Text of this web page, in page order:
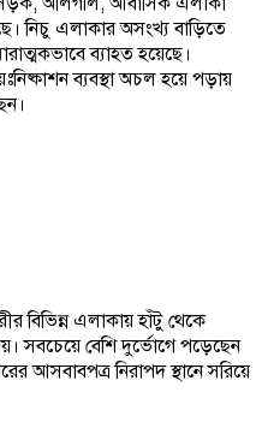
নিচু এলাকার অসংখ্য বাড়িতে
ব্যাহত হয়েছে।
ব্যবস্থা অচল হয়ে পড়ায়
বিভিন্ন এলাকায় হাঁটু থেকে
সবচেয়ে বেশি দুর্ভোগে পড়েছেন
আসবাবপত্র নিরাপদ স্থানে সরিয়ে